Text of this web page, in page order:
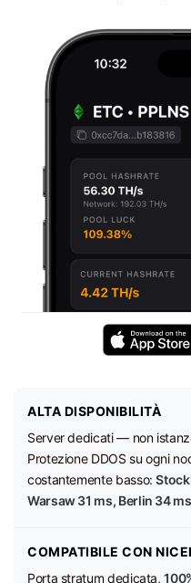
ALTA DISPONIBILITÀ
Server dedicati — non
Protezione DDOS su ogni
costantemente basso:
Warsaw 31 ms, Berlin 34
COMPATIBILE CON
Porta stratum dedicata,